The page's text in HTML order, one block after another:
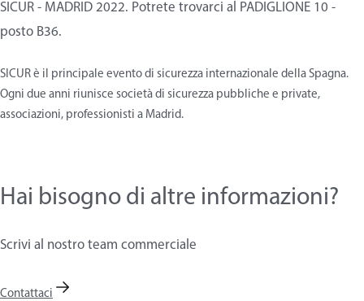
SICUR - MADRID 2022. Potrete trovarci al PADIGLIONE 10 -
posto B36.
SICUR è il principale evento di sicurezza internazionale della Spagna.
Ogni due anni riunisce società di sicurezza pubbliche e private,
associazioni, professionisti a Madrid.
Hai bisogno di altre informazioni?
Scrivi al nostro team commerciale
Contattaci